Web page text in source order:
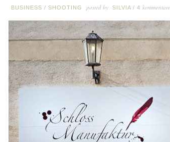
BUSINESS / SHOOTING posted by SILVIA / 4 kommentare